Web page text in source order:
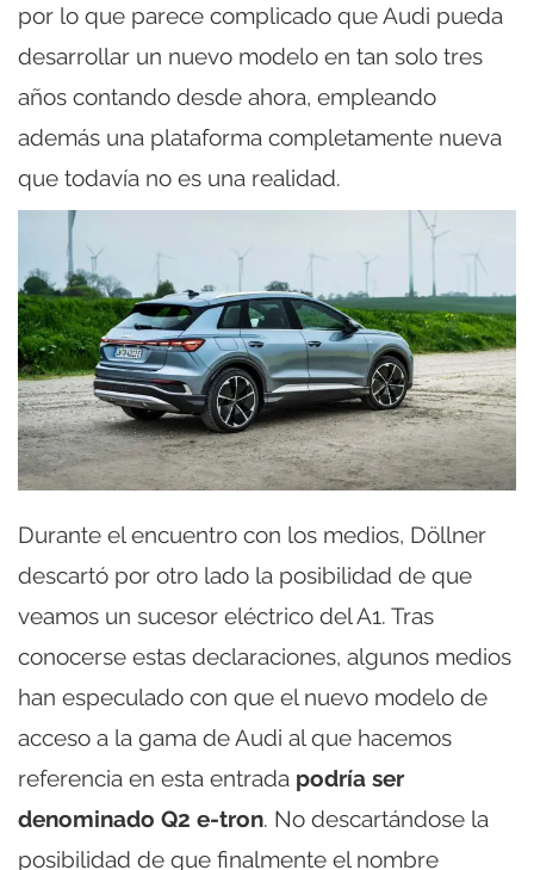
por lo que parece complicado que Audi pueda
desarrollar un nuevo modelo en tan solo tres
años contando desde ahora, empleando
además una plataforma completamente nueva
que todavía no es una realidad.
Durante el encuentro con los medios, Döllner
descartó por otro lado la posibilidad de que
veamos un sucesor eléctrico del A1. Tras
conocerse estas declaraciones, algunos medios
han especulado con que el nuevo modelo de
acceso a la gama de Audi al que hacemos
referencia en esta entrada podría ser
denominado Q2 e-tron. No descartándose la
posibilidad de que finalmente el nombre